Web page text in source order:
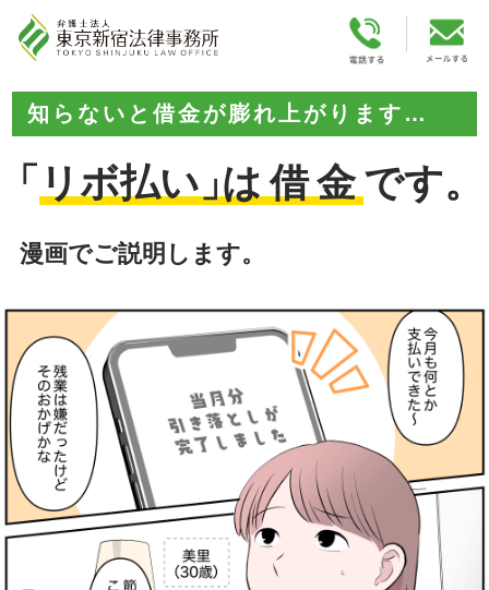
知らないと借金が膨れ上がります…
「 リボ払い」は借金です。
漫画でご説明します。